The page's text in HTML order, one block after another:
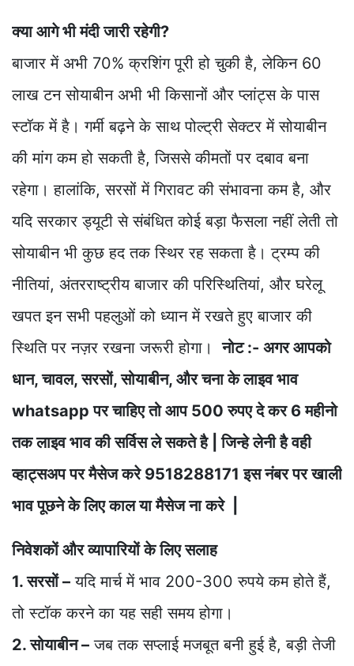
क्या आगे भी मंदी जारी रहेगी?
बाजार में अभी 70% क्रशिंग पूरी हो चुकी है, लेकिन 60
लाख टन सोयाबीन अभी भी किसानों और प्लांट्स के पास
स्टॉक में है। गर्मी बढ़ने के साथ पोल्ट्री सेक्टर में सोयाबीन
की मांग कम हो सकती है, जिससे कीमतों पर दबाव बना
रहेगा। हालांकि, सरसों में गिरावट की संभावना कम है, और
यदि सरकार ड्यूटी से संबंधित कोई बड़ा फैसला नहीं लेती तो
सोयाबीन भी कुछ हद तक स्थिर रह सकता है। ट्रम्प की
नीतियां, अंतरराष्ट्रीय बाजार की परिस्थितियां, और घरेलू
खपत इन सभी पहलुओं को ध्यान में रखते हुए बाजार की
स्थिति पर नज़र रखना जरूरी होगा।नोट :- अगर आपको
धान, चावल, सरसों, सोयाबीन, और चना के लाइव भाव
whatsapp पर चाहिए तो आप 500 रुपए दे कर 6 महीनो
तक लाइव भाव की सर्विस ले सकते है | जिन्हे लेनी है वही
व्हाट्सअप पर मैसेज करे 9518288171 इस नंबर पर खाली
भाव पूछने के लिए काल या मैसेज ना करे |
निवेशकों और व्यापारियों के लिए सलाह
1. सरसों – यदि मार्च में भाव 200-300 रुपये कम होते हैं,
तो स्टॉक करने का यह सही समय होगा।
2. सोयाबीन – जब तक सप्लाई मजबूत बनी हुई है, बड़ी तेजी